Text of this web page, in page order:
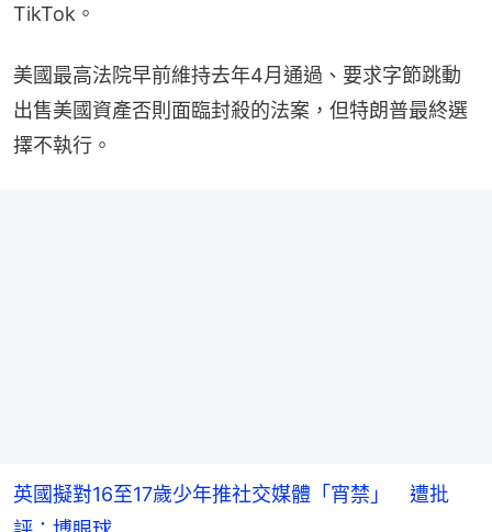
TikTok。
美國最高法院早前維持去年4月通過、要求字節跳動
出售美國資產否則面臨封殺的法案，但特朗普最終選
擇不執行。
英國擬對16至17歲少年推社交媒體「宵禁」 遭批